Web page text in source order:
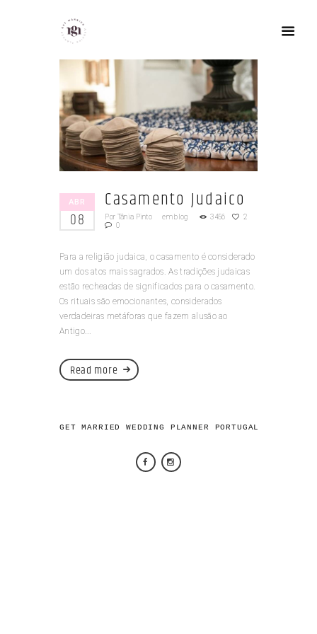
ABR
08
Casamento Judaico
Por Tânia Pinto emblog 3456
2
0
Para a religião judaica, o casamento é considerado
um dos atos mais sagrados. As tradições judaicas
estão recheadas de significados para o casamento.
Os rituais são emocionantes, considerados
verdadeiras metáforas que fazem alusão ao
Antigo...
Read more
GET MARRIED WEDDING PLANNER PORTUGAL 2026 ©